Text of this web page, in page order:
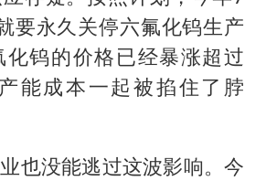
要永久关停六氟化钨生产
钨的价格已经暴涨超过
能成本一起被掐住了脖
也没能逃过这波影响。今